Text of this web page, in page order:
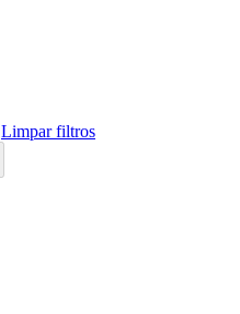
Limpar filtros